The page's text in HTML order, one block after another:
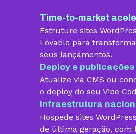
Hospedagem gerenciada
WordPress
Domínio grátis
Migração grátis
Vibe Coding
Criador de Sites grátis
Time-to-market
Estruture sites
Lovable para
seus lançamentos.
Deploy e
Atualize via CMS ou
o deploy do seu Vibe
Infraestrutura
Hospede sites
de última geração, com